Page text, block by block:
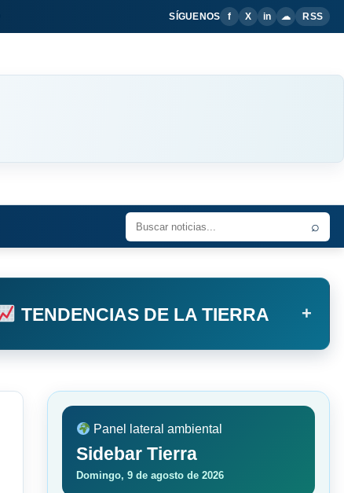
SÍGUENOS f X in ☁ RSS
⌕
TENDENCIAS DE LA TIERRA +
Panel lateral ambiental
Sidebar Tierra
Domingo, 9 de agosto de 2026